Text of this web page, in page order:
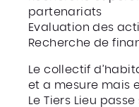
partenariats
Evaluation des
Recherche de
Le collectif
et a mesure mais
Le Tiers Lieu